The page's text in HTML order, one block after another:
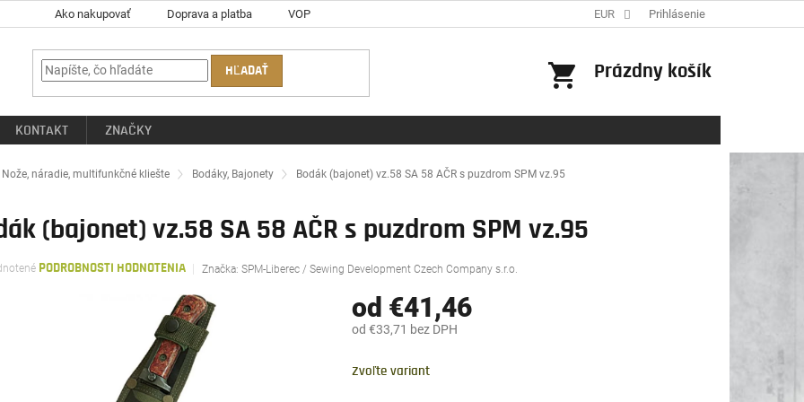
Ako nakupovať Doprava a platba VOP EUR Prihlásenie
HĽADAŤ
NÁKUPNÝ
Prázdny košík
KONTAKT ZNAČKY
Nože, náradie, multifunkčné kliešte Bodáky, Bajonety Bodák (bajonet) vz.58 SA 58 AČR s puzdrom SPM vz.95
(bajonet) vz.58 SA 58 AČR s puzdrom SPM vz.95
PODROBNOSTI HODNOTENIA Značka: SPM-Liberec / Sewing Development Czech Company s.r.o.
od €41,46
od €33,71 bez DPH
cena:
Zvoľte variant